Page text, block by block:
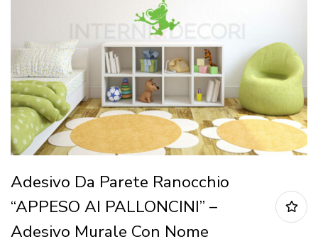
Adesivo Da Parete Ranocchio
“APPESO AI PALLONCINI” –
Adesivo Murale Con Nome